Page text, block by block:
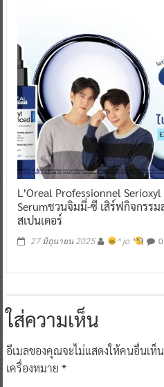
L’Oreal Professionnel
Serumชวนจิมมี่-ซี เสิร์ฟกิจกรร
สเปนเดอร์
27 มิถุนายน 2025 ^ jo ^ 0
ใส่ความเห็น
อีเมลของคุณจะไม่แสดงให้คนอื่นเห็น
เครื่องหมาย *